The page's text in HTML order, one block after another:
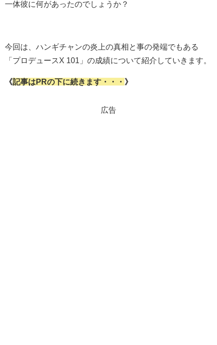
一体彼に何があったのでしょうか？
今回は、ハンギチャンの炎上の真相と事の発端でもある
「プロデュースX 101」の成績について紹介していきます。
《記事はPRの下に続きます・・・ 》
広告